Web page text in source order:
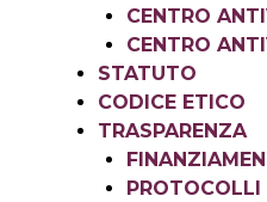
CENTRO
CENTRO
STATUTO
CODICE ETICO
TRASPARENZA
PROTOCOLLI